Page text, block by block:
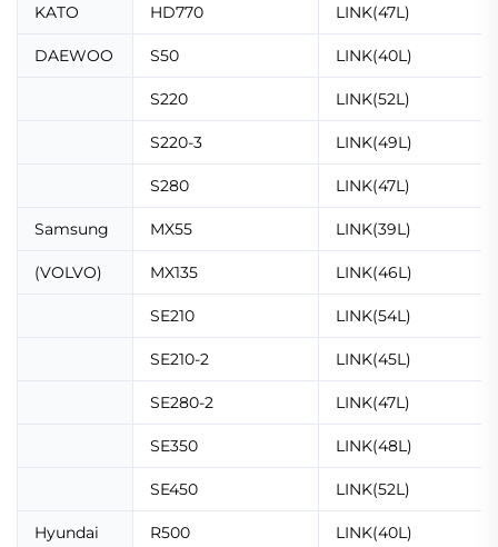
KATO HD770 LINK(47L)
DAEWOO S50 LINK(40L)
S220 LINK(52L)
S220-3 LINK(49L)
S280 LINK(47L)
Samsung MX55 LINK(39L)
(VOLVO) MX135 LINK(46L)
SE210 LINK(54L)
SE210-2 LINK(45L)
SE280-2 LINK(47L)
SE350 LINK(48L)
SE450 LINK(52L)
Hyundai R500 LINK(40L)